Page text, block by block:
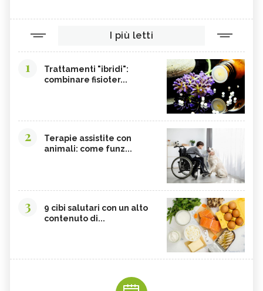
I più letti
1
Trattamenti "ibridi":
combinare fisioter...
2
Terapie assistite con
animali: come funz...
3
9 cibi salutari con un alto
contenuto di...